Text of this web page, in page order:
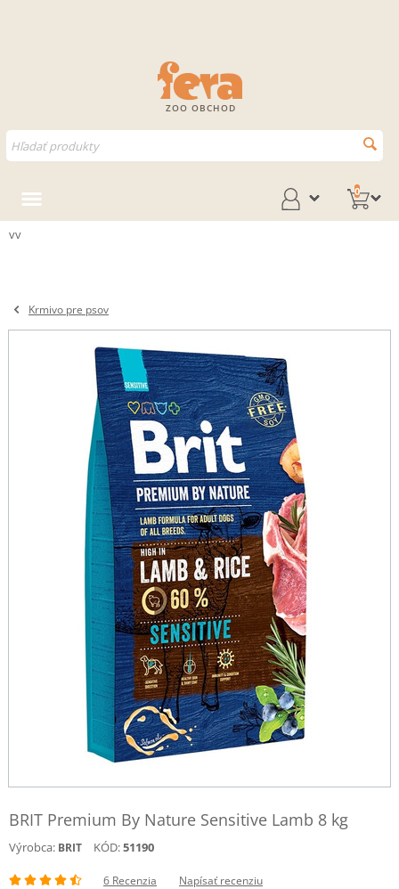
ZOO OBCHOD
0
vv
Krmivo pre psov
BRIT Premium By Nature Sensitive Lamb 8 kg
Výrobca: BRIT KÓD:51190
6 Recenzia Napísať recenziu